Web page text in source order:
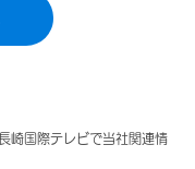
崎国際テレビで当社関連情